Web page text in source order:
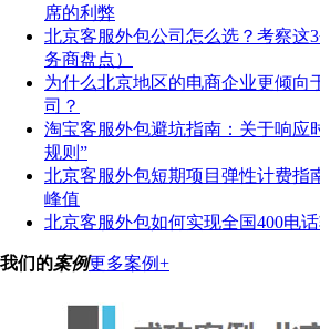
席的利弊
北京客服外包公司怎么选？考察这
务商盘点）
为什么北京地区的电商企业更倾向
司？
淘宝客服外包避坑指南：关于响应
规则”
北京客服外包短期项目弹性计费指
峰值
北京客服外包如何实现全国400电
我们的案例更多案例+